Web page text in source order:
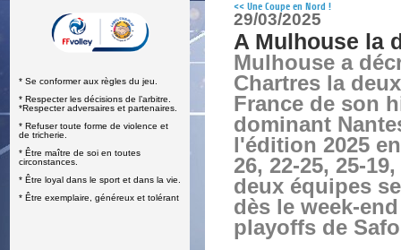
* Se conformer aux règles du jeu.
* Respecter les décisions de l’arbitre.
*Respecter adversaires et partenaires.
* Refuser toute forme de violence et
de tricherie.
* Être maître de soi en toutes
circonstances.
* Être loyal dans le sport et dans la vie.
* Être exemplaire, généreux et tolérant
<< Une Coupe en Nord !
29/03/2025
A Mulhouse la
Mulhouse a
Chartres la
France de son
dominant
l'édition 2025
26, 22-25, 25-
deux équipes
dès le week-
playoffs de